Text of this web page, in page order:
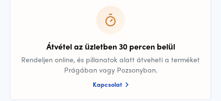
Átvétel az üzletben 30 percen belül
Rendeljen online, és pillanatok alatt átveheti a terméket
Prágában vagy Pozsonyban.
Kapcsolat